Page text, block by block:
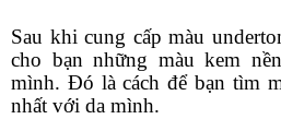
Sau khi cung cấp màu
cho bạn những màu kem
mình. Đó là cách để bạn tìm
nhất với da mình.